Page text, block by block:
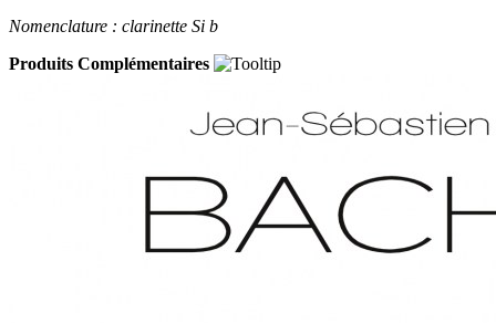
Nomenclature : clarinette Si b
Produits Complémentaires